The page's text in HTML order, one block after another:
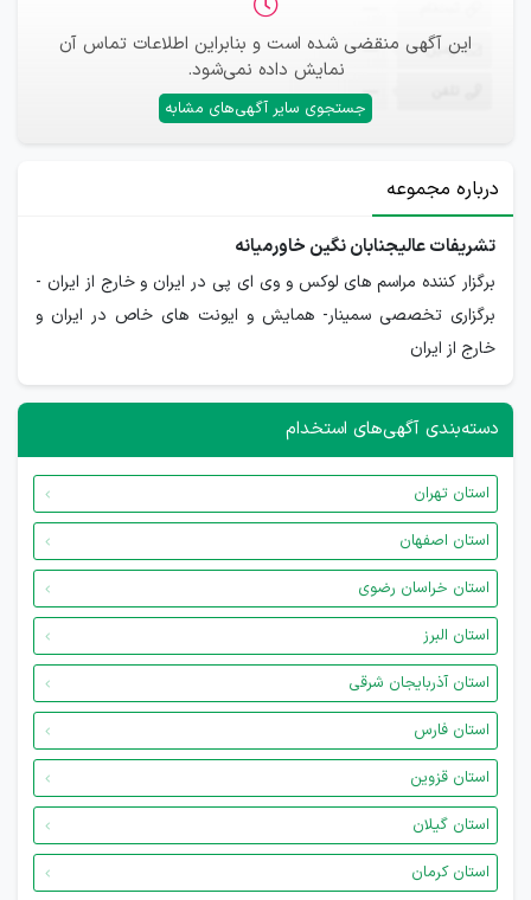
این آگهی منقضی شده است و بنابراین اطلاعات تماس آن
نمایش داده نمی‌شود.
جستجوی سایر آگهی‌های مشابه
ایمیل —
—
درباره مجموعه
تشریفات عالیجنابان نگین خاورمیانه
برگزار کننده مراسم های لوکس و وی ای پی در ایران و خارج از ایران -
برگزاری تخصصی سمینار- همایش و ایونت های خاص در ایران و
خارج از ایران
دسته‌بندی آگهی‌های استخدام
استان تهران
استان اصفهان
استان خراسان رضوی
استان البرز
استان آذربایجان شرقی
استان فارس
استان قزوین
استان گیلان
استان کرمان